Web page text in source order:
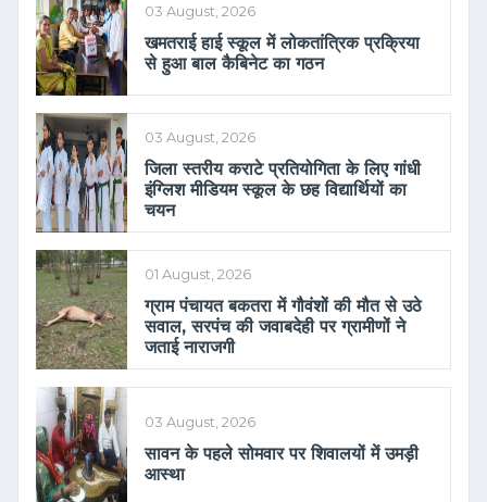
03 August, 2026
खमतराई हाई स्कूल में लोकतांत्रिक प्रक्रिया
से हुआ बाल कैबिनेट का गठन
03 August, 2026
जिला स्तरीय कराटे प्रतियोगिता के लिए गांधी
इंग्लिश मीडियम स्कूल के छह विद्यार्थियों का
चयन
01 August, 2026
ग्राम पंचायत बकतरा में गौवंशों की मौत से उठे
सवाल, सरपंच की जवाबदेही पर ग्रामीणों ने
जताई नाराजगी
03 August, 2026
सावन के पहले सोमवार पर शिवालयों में उमड़ी
आस्था